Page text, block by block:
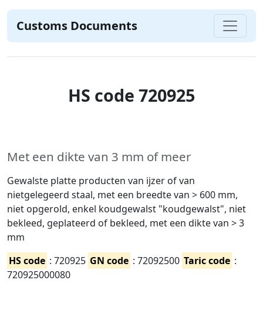
Customs Documents
HS code 720925
Met een dikte van 3 mm of meer
Gewalste platte producten van ijzer of van
nietgelegeerd staal, met een breedte van > 600 mm,
niet opgerold, enkel koudgewalst "koudgewalst", niet
bekleed, geplateerd of bekleed, met een dikte van > 3
mm
HS code : 720925 GN code : 72092500 Taric code :
720925000080